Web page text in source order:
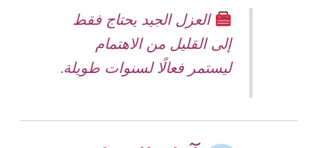
العزل الجيد يحتاج فقط
إلى القليل من الاهتمام
ليستمر فعالًا لسنوات طويلة.